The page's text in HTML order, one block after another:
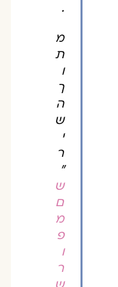
מ
ת
ך
ה
ש
ר
ש
ם
מ
פ
ר